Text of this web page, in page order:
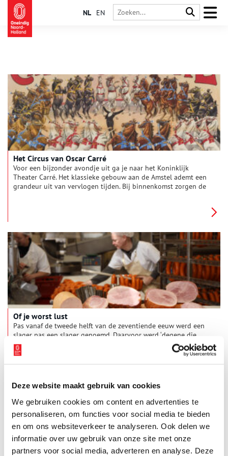
Deze website maakt gebruik van cookies
We gebruiken cookies om content en advertenties te
personaliseren, om functies voor social media te bieden
en om ons websiteverkeer te analyseren. Ook delen we
informatie over uw gebruik van onze site met onze
partners voor social media, adverteren en analyse. Deze
NL EN
Het Circus van Oscar Carré
Voor een bijzonder avondje uit ga je naar het Koninklijk
Theater Carré. Het klassieke gebouw aan de Amstel ademt een
grandeur uit van vervlogen tijden. Bij binnenkomst zorgen de
circusartiesten de meest halsbrekende toeren uithaalden.
Of je worst lust
Pas vanaf de tweede helft van de zeventiende eeuw werd een
slager pas een slager genoemd. Daarvoor werd ‘degene die
geslachte dieren in verkoopbare stukken hakt’ een
vleeshouwer genoemd. Noord-Hollandse slager Ben van den
Berg vertelt over dit eeuwen oude beroep. Postma Vleeswaren
landskampioen ‘Worstmakerij van het jaar 2020’. De slagerij is
aangesloten bij het Worstmakersgilde en de Vereniging voor
Worstmakende Ambachtelijke Slagers. In de middeleeuwen
waren de ambachtslieden ook verenigd in gilden, zo blijkt als
we in de geschiedenis van de Noord-Hollandse slager duiken.